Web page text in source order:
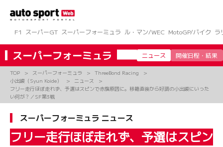
ツ
へ
ス
キ
F1 スーパーGT スーパーフォーミュラ ル・マン/WEC MotoGP/バイク ラ
スーパーフォーミュラ ニュース 開催日程・結果
TOP スーパーフォーミュラ
ThreeBond Racing
小出峻（Syun Koide）
ニュース
フリー走行ほぼ走れず、予選はスピンで赤旗原因に。移籍直後から好調の小出峻にいった
い何が？／SF第3戦
スーパーフォーミュラ ニュース
フリー走行ほぼ走れず、予選はスピン